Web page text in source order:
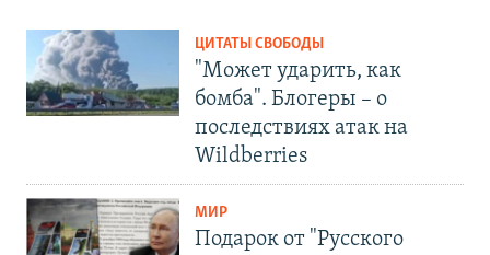
ЦИТАТЫ СВОБОДЫ
"Может ударить, как
бомба". Блогеры – о
последствиях атак на
Wildberries
МИР
Подарок от "Русского